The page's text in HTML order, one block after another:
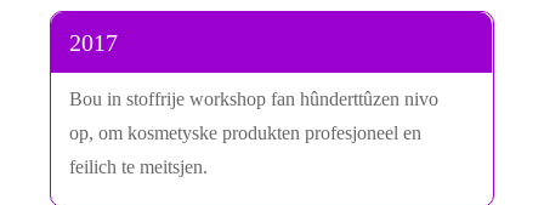
2017
Bou in stoffrije workshop fan hûnderttûzen nivo
op, om kosmetyske produkten profesjoneel en
feilich te meitsjen.